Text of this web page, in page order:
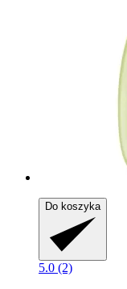
Do koszyka
5.0 (2)